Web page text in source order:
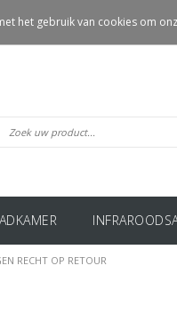
RECHT OP RETOUR
het gebruik van cookies om